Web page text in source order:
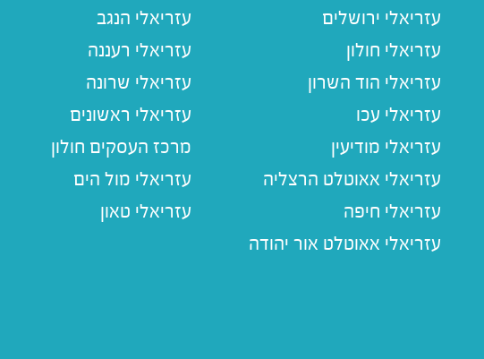
עזריאלי ירושלים
עזריאלי חולון
עזריאלי הוד השרון
עזריאלי עכו
עזריאלי מודיעין
עזריאלי אאוטלט הרצליה
עזריאלי חיפה
עזריאלי אאוטלט אור יהודה
עזריאלי הנגב
עזריאלי רעננה
עזריאלי שרונה
עזריאלי ראשונים
מרכז העסקים חולון
עזריאלי מול הים
עזריאלי טאון